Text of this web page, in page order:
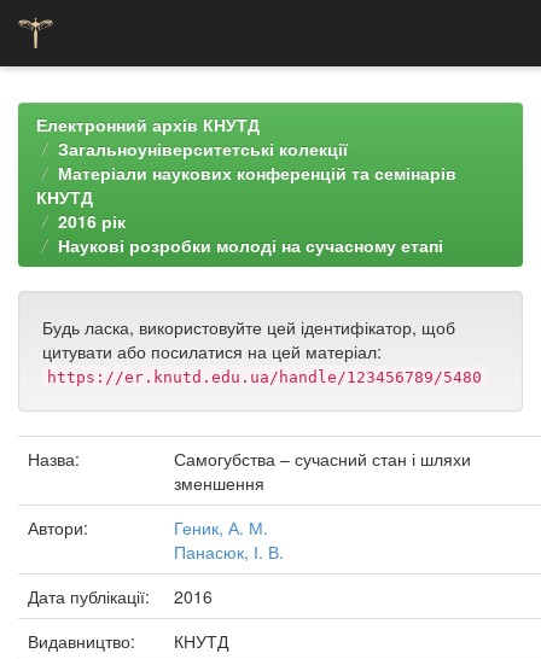
navigationЕлектронний архів КНУТД
Загальноуніверситетські колекції
Матеріали наукових конференцій та семінарів
КНУТД
2016 рік
Наукові розробки молоді на сучасному етапі
Будь ласка, використовуйте цей ідентифікатор, щоб
цитувати або посилатися на цей матеріал:
https://er.knutd.edu.ua/handle/123456789/5480
Назва:
Самогубства – сучасний стан і шляхи
зменшення
Автори:
Геник, А. М.
Панасюк, І. В.
Дата публікації:
2016
Видавництво:
КНУТД